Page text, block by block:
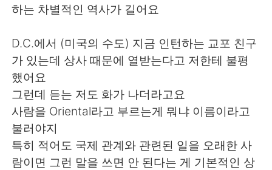
하는 차별적인 역사가 길어요
D.C.에서 (미국의 수도) 지금 인턴하는 교포 친구
가 있는데 상사 때문에 열받는다고 저한테 불평
했어요
그런데 듣는 저도 화가 나더라고요
사람을 Oriental라고 부르는게 뭐냐 이름이라고
불러야지
특히 적어도 국제 관계와 관련된 일을 오래한 사
람이면 그런 말을 쓰면 안 된다는 게 기본적인 상